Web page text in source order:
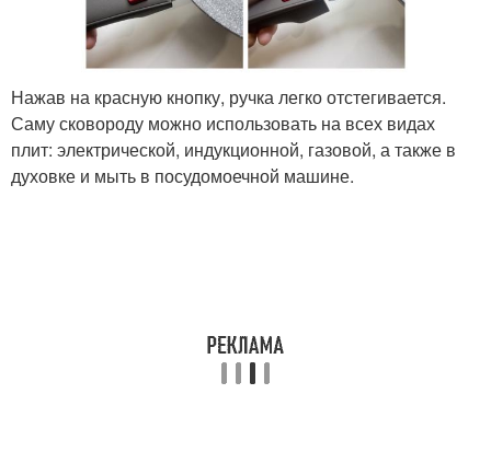
Нажав на красную кнопку, ручка легко отстегивается.
Саму сковороду можно использовать на всех видах
плит: электрической, индукционной, газовой, а также в
духовке и мыть в посудомоечной машине.